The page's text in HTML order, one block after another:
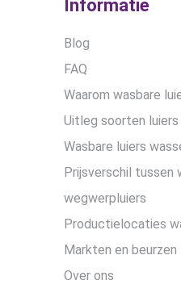
Informatie
Blog
FAQ
Waarom wasbare
Uitleg soorten luiers
Wasbare luiers
Prijsverschil tussen
wegwerpluiers
Productielocaties
Markten en beurzen
Over ons